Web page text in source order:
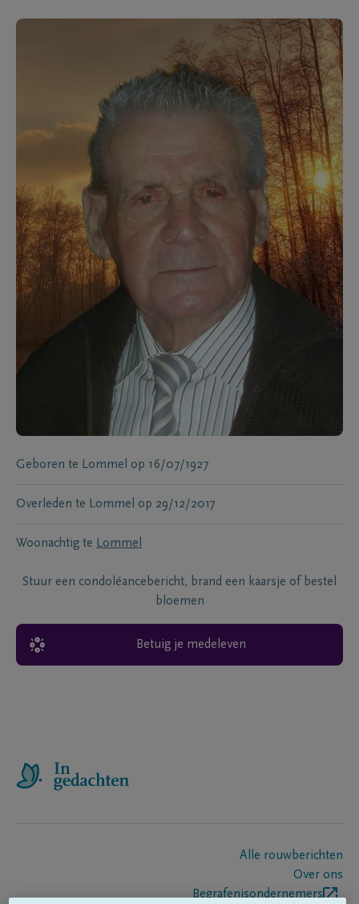
Geboren te Lommel op 16/07/1927
Overleden te Lommel op 29/12/2017
Woonachtig te Lommel
Stuur een condoléancebericht, brand een kaarsje of bestel
bloemen
Betuig je medeleven
Alle rouwberichten
Over ons
Begrafenisondernemers